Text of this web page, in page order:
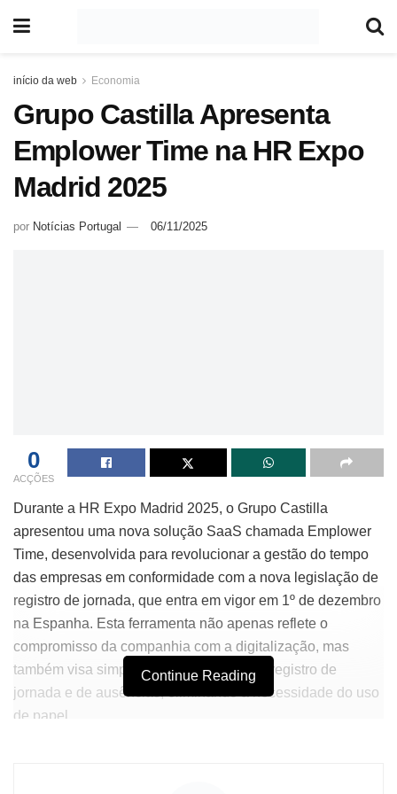
início da web Economia
Grupo Castilla Apresenta
Emplower Time na HR Expo
Madrid 2025
por Notícias Portugal 06/11/2025
0
ACÇÕES
Durante a HR Expo Madrid 2025, o Grupo Castilla
apresentou uma nova solução SaaS chamada Emplower
Time, desenvolvida para revolucionar a gestão do tempo
das empresas em conformidade com a nova legislação de
registro de jornada, que entra em vigor em 1º de dezembro
na Espanha. Esta ferramenta não apenas reflete o
compromisso da companhia com a digitalização, mas
também visa simplificar os processos de registro de
jornada e de ausências, eliminando a necessidade do uso
de papel.
Continue Reading